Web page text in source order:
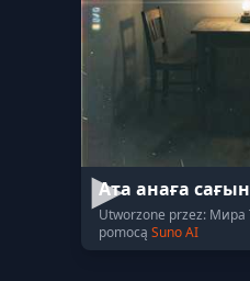
Ата анаға
Utworzone przez: Мира
pomocą Suno AI